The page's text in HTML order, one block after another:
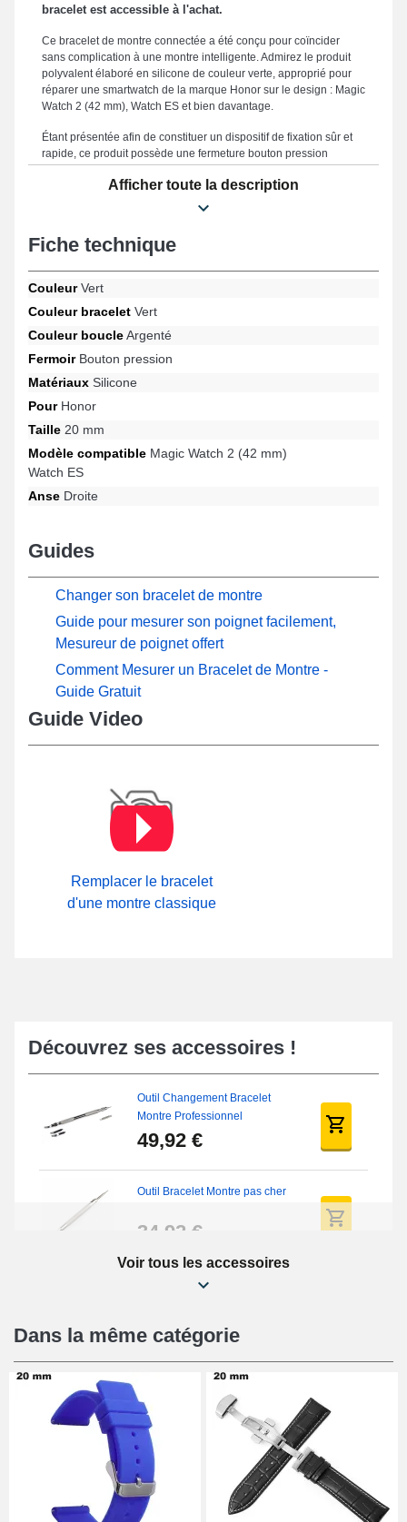
bracelet est accessible à l'achat.
Ce bracelet de montre connectée a été conçu pour coïncider
sans complication à une montre intelligente. Admirez le produit
polyvalent élaboré en silicone de couleur verte, approprié pour
réparer une smartwatch de la marque Honor sur le design : Magic
Watch 2 (42 mm), Watch ES et bien davantage.
Étant présentée afin de constituer un dispositif de fixation sûr et
rapide, ce produit possède une fermeture bouton pression
compagnon parfait pour votre style unique permettant une
compatibilité idéale et une adaptation harmonieuse à l'aide de
représente une option parfaite pour en remplacer un brisé ou
cassé. Renforçant le style casual de votre horlogère, ce genre de
bracelet montre convient parfaitement aux standards des
amateurs de mode. Adapté avec les gabarits Watch ES, Magic
cette gamme de bracelet pour montre connectée comporte un
fermoir bouton pression solide. Grâce à sa connexion universelle,
modèles de la marque.
Afficher toute la description
Fiche technique
CouleurVert
Couleur bracelet Vert
Couleur boucleArgenté
FermoirBouton pression
Matériaux Silicone
PourHonor
Taille 20 mm
Modèle compatible Magic Watch 2 (42 mm)
Watch ES
Anse Droite
Guides
Changer son bracelet de montre
Guide pour mesurer son poignet facilement,
Mesureur de poignet offert
Comment Mesurer un Bracelet de Montre -
Guide Gratuit
Guide Video
Remplacer le bracelet
d'une montre classique
Découvrez ses accessoires !
Outil Changement Bracelet
Montre Professionnel
49,92 €
Outil Bracelet Montre pas cher
34,92 €
Kit Réparation Montre Débutant
16,90 €
Pied à Coulisse Numérique
9,90 €
Pince à Poinçonner (pince trou)
57,42 €
Voir tous les accessoires
Dans la même catégorie